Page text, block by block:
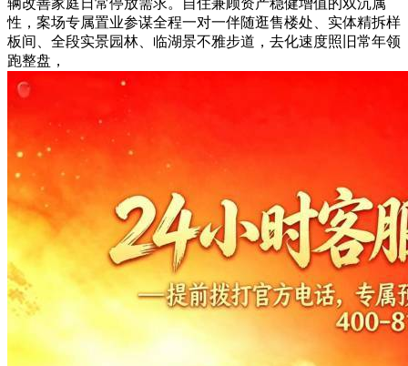
性，案场专属置业参谋全程一对一伴随逛售楼处、实体精拆样
板间、全段实景园林、临湖景不雅步道，去化速度照旧常年领
跑整盘，